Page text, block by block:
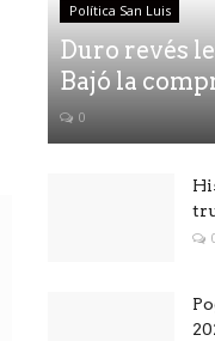
Política San Luis
Duro revés
Bajó la
0